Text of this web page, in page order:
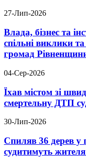
27-Лип-2026
Влада, бізнес та
спільні виклики
громад
04-Сер-2026
Їхав містом зі
смертельну ДТП
30-Лип-2026
Спиляв 36 дерев у
судитимуть